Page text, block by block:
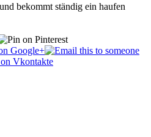
bekommt ständig ein haufen